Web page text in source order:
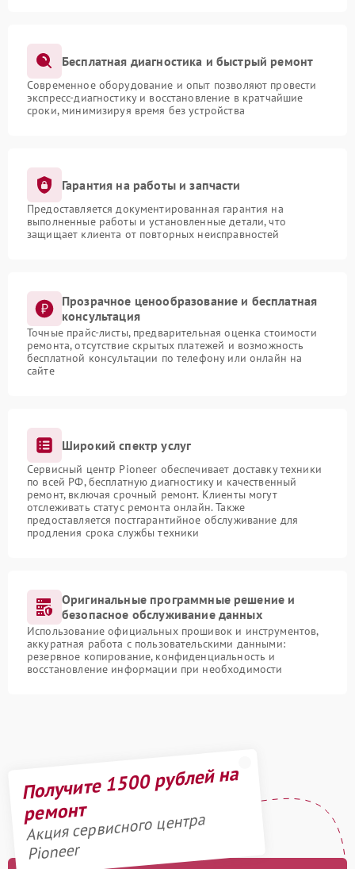
Бесплатная диагностика и быстрый ремонт
Современное оборудование и опыт позволяют провести
экспресс-диагностику и восстановление в кратчайшие
сроки, минимизируя время без устройства
Гарантия на работы и запчасти
Предоставляется документированная гарантия на
выполненные работы и установленные детали, что
защищает клиента от повторных неисправностей
Прозрачное ценообразование и бесплатная
консультация
Точные прайс-листы, предварительная оценка стоимости
ремонта, отсутствие скрытых платежей и возможность
бесплатной консультации по телефону или онлайн на
сайте
Широкий спектр услуг
Сервисный центр Pioneer обеспечивает доставку техники
по всей РФ, бесплатную диагностику и качественный
ремонт, включая срочный ремонт. Клиенты могут
отслеживать статус ремонта онлайн. Также
предоставляется постгарантийное обслуживание для
продления срока службы техники
Оригинальные программные решение и
безопасное обслуживание данных
Использование официальных прошивок и инструментов,
аккуратная работа с пользовательскими данными:
резервное копирование, конфиденциальность и
восстановление информации при необходимости
Получите 1500 рублей на
ремонт
Акция сервисного центра
Pioneer